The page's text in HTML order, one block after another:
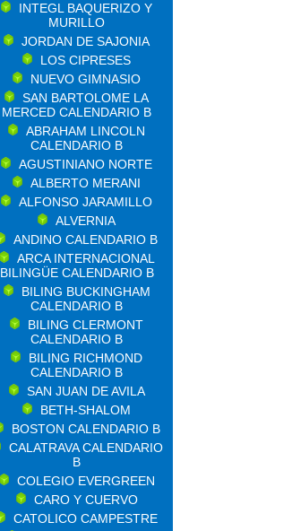
INTEGL BAQUERIZO Y
MURILLO
JORDAN DE SAJONIA
LOS CIPRESES
NUEVO GIMNASIO
SAN BARTOLOME LA
MERCED CALENDARIO B
ABRAHAM LINCOLN
CALENDARIO B
AGUSTINIANO NORTE
ALBERTO MERANI
ALFONSO JARAMILLO
ALVERNIA
ANDINO CALENDARIO B
ARCA INTERNACIONAL
BILINGÜE CALENDARIO B
BILING BUCKINGHAM
CALENDARIO B
BILING CLERMONT
CALENDARIO B
BILING RICHMOND
CALENDARIO B
SAN JUAN DE AVILA
BETH-SHALOM
BOSTON CALENDARIO B
CALATRAVA CALENDARIO
B
COLEGIO EVERGREEN
CARO Y CUERVO
CATOLICO CAMPESTRE